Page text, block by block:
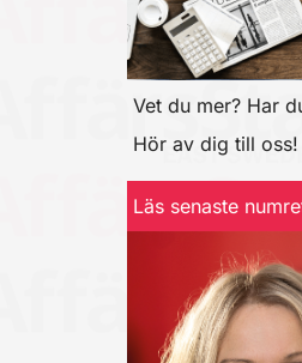
Vet du mer? Har
Hör av dig till oss!
Läs senaste